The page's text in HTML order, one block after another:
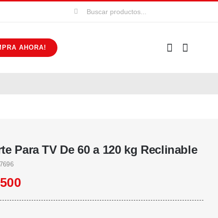
Buscar:
AHORA!
Para TV De 60 a 120 kg Reclinable